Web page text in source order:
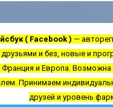
( Facebook ) —
и без, новые и
и Европа.
Принимаем
друзей и уровень